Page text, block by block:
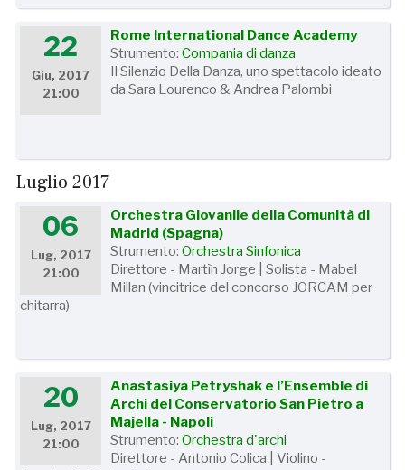
22
Giu, 2017
21:00
Rome International Dance Academy
Strumento:Compania di danza
Il Silenzio Della Danza, uno spettacolo ideato
da Sara Lourenco & Andrea Palombi
Luglio 2017
06
Lug, 2017
21:00
Orchestra Giovanile della Comunità di
Madrid (Spagna)
Strumento:Orchestra Sinfonica
Direttore - Martìn Jorge | Solista - Mabel
Millan (vincitrice del concorso JORCAM per
chitarra)
20
Lug, 2017
21:00
Anastasiya Petryshak e l’Ensemble di
Archi del Conservatorio San Pietro a
Majella - Napoli
Strumento:Orchestra d'archi
Direttore - Antonio Colica | Violino -